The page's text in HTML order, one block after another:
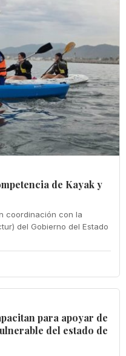
de Kayak y
coordinación con la
del Gobierno del Estado
para apoyar de
del estado de